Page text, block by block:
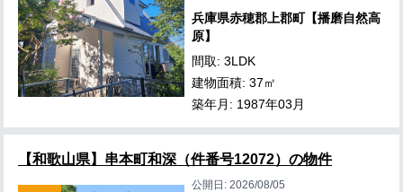
兵庫県赤穂郡上郡町【播磨自然高
原】
間取: 3LDK
建物面積: 37㎡
築年月: 1987年03月
【和歌山県】串本町和深（件番号12072）の物件
公開日:2026/08/05